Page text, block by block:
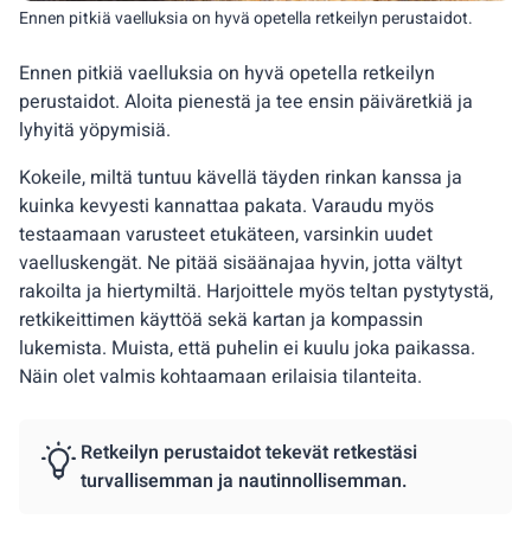
Ennen pitkiä vaelluksia on hyvä opetella retkeilyn
perustaidot. Aloita pienestä ja tee ensin päiväretkiä ja
lyhyitä yöpymisiä.
Kokeile, miltä tuntuu kävellä täyden rinkan kanssa ja
kuinka kevyesti kannattaa pakata. Varaudu myös
testaamaan varusteet etukäteen, varsinkin uudet
vaelluskengät. Ne pitää sisäänajaa hyvin, jotta vältyt
rakoilta ja hiertymiltä. Harjoittele myös teltan pystytystä,
retkikeittimen käyttöä sekä kartan ja kompassin
lukemista. Muista, että puhelin ei kuulu joka paikassa.
Näin olet valmis kohtaamaan erilaisia tilanteita.
Ennen pitkiä vaelluksia on hyvä opetella retkeilyn perustaidot.
Retkeilyn perustaidot tekevät retkestäsi
turvallisemman ja nautinnollisemman.